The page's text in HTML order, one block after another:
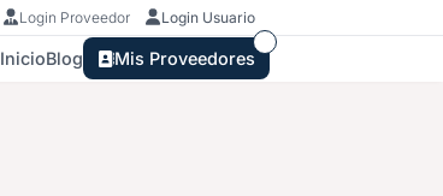
Login Proveedor Login Usuario
InicioBlog Mis Proveedores